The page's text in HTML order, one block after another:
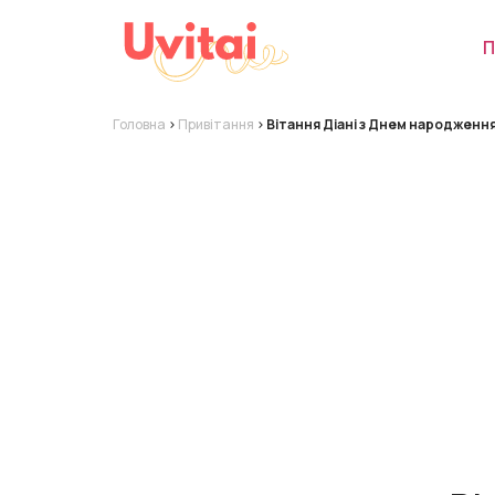
Головна > Привітання > Вітання Діані з Днем